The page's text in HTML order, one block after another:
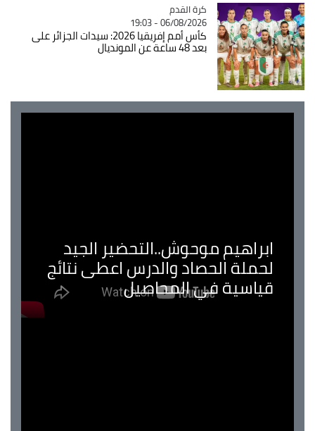
Catégorie
كرة القدم
06/08/2026 - 19:03
كأس أمم إفريقيا 2026: سيدات الجزائر على
بعد 48 ساعة عن المونديال
ابراهيم موحوش..التحضير الجيد
لحملة الحصاد والدرس اعطى نتائج
قياسية في المحاصيل